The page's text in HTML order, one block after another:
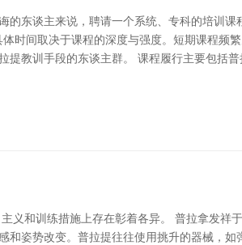
东谈主来说，聘请一个系统、专科的培训课
时间取决于课程的深度与强度。短期课程频
教训手段的东谈主群。 课程履行主要包括
义和训练措施上存在彰着各异。 普拉拿发祥
姿势改变。普拉提往往使用挑升的器械，如